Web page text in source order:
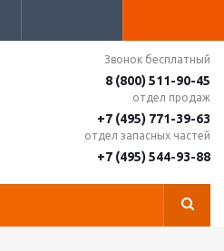
Звонок бесплатный
8 (800) 511-90-45
отдел продаж
+7 (495) 771-39-63
отдел запасных частей
+7 (495) 544-93-88